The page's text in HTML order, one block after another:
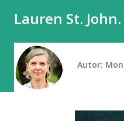
Lauren St.
Autor: